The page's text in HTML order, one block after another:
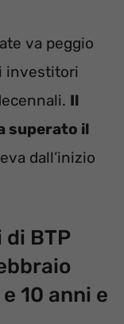
va peggio
investitori
Il
superato il
dall’inizio
BTP
10 anni e